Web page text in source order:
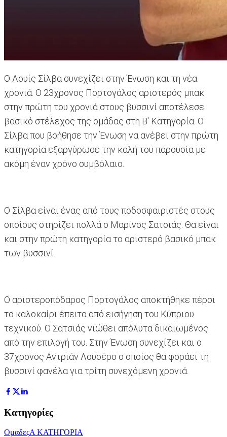
Ο Λουίς Σίλβα συνεχίζει στην Ένωση και τη νέα
χρονιά. Ο 23χρονος Πορτογάλος αριστερός μπακ
στην πρώτη του χρονιά στους βυσσινί αποτέλεσε
βασικό στέλεχος της ομάδας στη Β' Κατηγορία. Ο
Σίλβα που βοήθησε την Ένωση να ανέβει στην πρώτη
κατηγορία εξαργύρωσε την καλή του παρουσία με
ακόμη έναν χρόνο συμβόλαιο.
Ο Σίλβα είναι ένας από τους ποδοσφαιριστές στους
οποίους στηρίζει πολλά ο Μαρίνος Σατσιάς. Θα είναι
και στην πρώτη κατηγορία το αριστερό βασικό μπακ
των βυσσινί.
Ο αριστεροπόδαρος Πορτογάλος αποκτήθηκε πέρσι
το καλοκαίρι έπειτα από εισήγηση του Κύπριου
τεχνικού. Ο Σατσιάς νιώθει απόλυτα δικαιωμένος
από την επιλογή του. Στην Ένωση συνεχίζει και ο
37χρονος Αντριάν Λουσέρο ο οποίος θα φοράει τη
βυσσινί φανέλα για τρίτη συνεχόμενη χρονιά.
Κατηγορίες
ΟμαδεςΑ ΚΑΤΗΓΟΡΙΑ